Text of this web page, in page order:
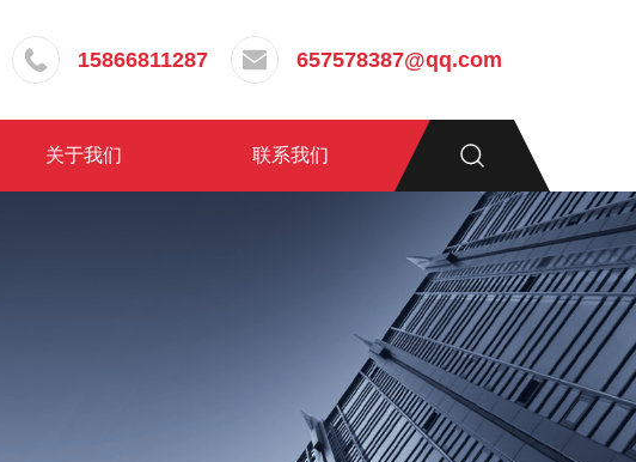
15866811287 657578387@qq.com
关于我们 联系我们